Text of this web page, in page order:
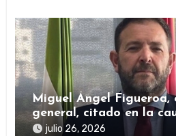
Miguel Ángel Figueroa,
general, citado en la
presuntas
julio 26, 2026